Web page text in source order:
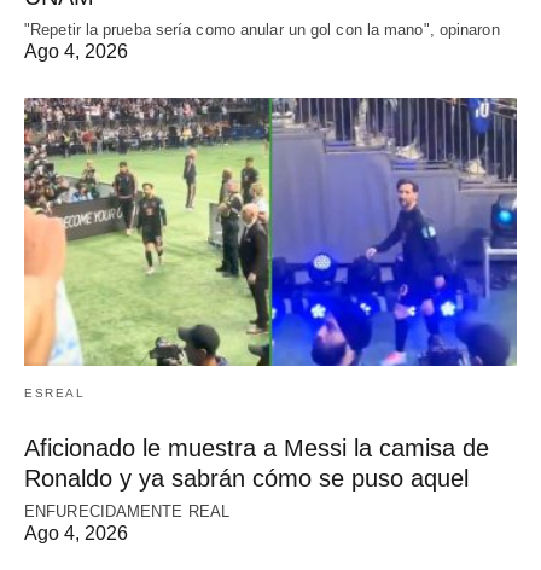
"Repetir la prueba sería como anular un gol con la mano", opinaron
Ago 4, 2026
ESREAL
Aficionado le muestra a Messi la camisa de
Ronaldo y ya sabrán cómo se puso aquel
ENFURECIDAMENTE REAL
Ago 4, 2026